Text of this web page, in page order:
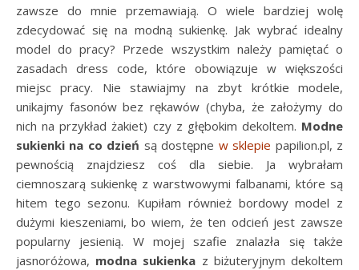
zawsze do mnie przemawiają. O wiele bardziej wolę
zdecydować się na modną sukienkę. Jak wybrać idealny
model do pracy? Przede wszystkim należy pamiętać o
zasadach dress code, które obowiązuje w większości
miejsc pracy. Nie stawiajmy na zbyt krótkie modele,
unikajmy fasonów bez rękawów (chyba, że założymy do
nich na przykład żakiet) czy z głębokim dekoltem. Modne
sukienki na co dzień są dostępne w sklepie papilion.pl, z
pewnością znajdziesz coś dla siebie. Ja wybrałam
ciemnoszarą sukienkę z warstwowymi falbanami, które są
hitem tego sezonu. Kupiłam również bordowy model z
dużymi kieszeniami, bo wiem, że ten odcień jest zawsze
popularny jesienią. W mojej szafie znalazła się także
jasnoróżowa, modna sukienka z biżuteryjnym dekoltem